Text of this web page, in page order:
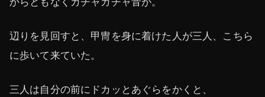
辺りを見回すと、甲冑を身に着けた人が三人、こちら
に歩いて来ていた。
三人は自分の前にドカッとあぐらをかくと、